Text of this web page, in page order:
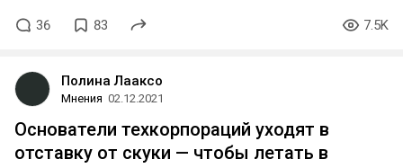
36 83 7.5K
Полина Лааксо
Мнения 02.12.2021
Основатели техкорпораций уходят в
отставку от скуки — чтобы летать в